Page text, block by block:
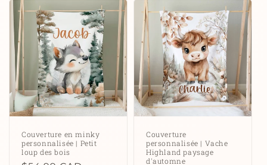
Couverture en minky
personnalisée | Petit
loup des bois
Couverture
personnalisée | Vache
Highland paysage
d'automne